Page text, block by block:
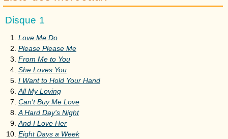
Disque 1
Love Me Do
Please Please Me
From Me to You
She Loves You
I Want to Hold Your Hand
All My Loving
Can't Buy Me Love
A Hard Day's Night
And I Love Her
Eight Days a Week